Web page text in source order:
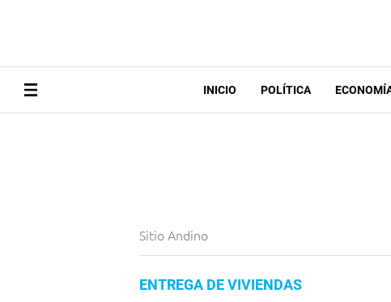
INICIO POLÍTICA
Sitio Andino
ENTREGA DE VIVIENDAS